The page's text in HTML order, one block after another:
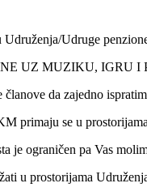
Udruge
UZ MUZIKU, IGRU I
članove da zajedno
primaju se u
je ograničen pa Vas
u prostorijama